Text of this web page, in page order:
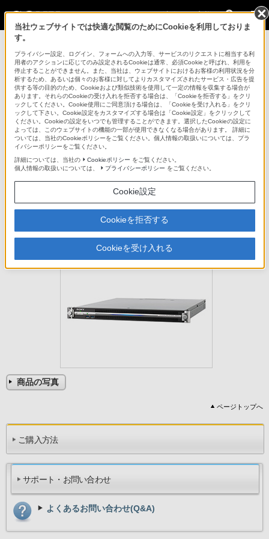
法人のお客様
ネットワーク関連商品 > PWS-110RX1A
法人のお客様
ネットワーク関連商品
PWS-110RX1A
ネットワーク機能を内蔵した対応カムコーダーまたはCBK-WA100
からのストリーミングを受信するための専用レシーバー
ネットワークRXステーション
PWS-110RX1A
商品の写真
ページトップへ
ご購入方法
サポート・お問い合わせ
よくあるお問い合わせ(Q&A)
当社ウェブサイトでは快適な閲覧のためにCookieを利用しておりま
す。
プライバシー設定、ログイン、フォームへの入力等、サービスのリクエストに相当する利
用者のアクションに応じてのみ設定されるCookieは通常、必須Cookieと呼ばれ、利用を
停止することができません。また、当社は、ウェブサイトにおけるお客様の利用状況を分
析するため、あるいは個々のお客様に対してよりカスタマイズされたサービス・広告を提
供する等の目的のため、Cookieおよび類似技術を使用して一定の情報を収集する場合が
あります。それらのCookieの受け入れを拒否する場合は、「Cookieを拒否する」をクリ
ックしてください。Cookie使用にご同意頂ける場合は、「Cookieを受け入れる」をクリ
ックして下さい。Cookie設定をカスタマイズする場合は「Cookie設定」をクリックして
ください。Cookieの設定をいつでも管理することができます。選択したCookieの設定に
よっては、このウェブサイトの機能の一部が使用できなくなる場合があります。 詳細に
ついては、当社のCookieポリシーをご覧ください。個人情報の取扱いについては、プラ
イバシーポリシーをご覧ください。
詳細については、当社の
Cookieポリシー をご覧ください。
個人情報の取扱いについては、
プライバシーポリシー をご覧ください。
Cookie設定
Cookieを拒否する
Cookieを受け入れる